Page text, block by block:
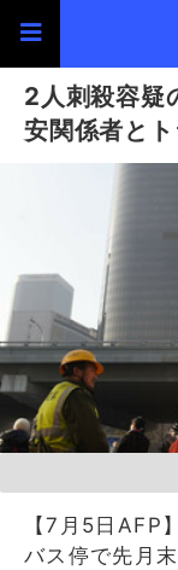
2人刺殺容疑
安関係者とト
【7月5日AFP
バス停で先月